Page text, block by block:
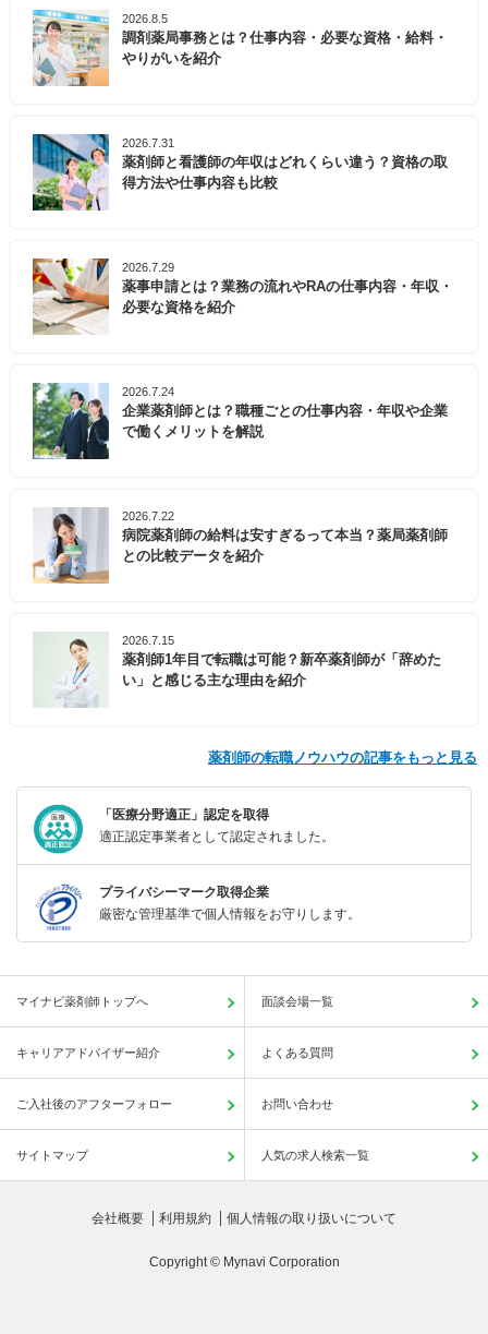
2026.8.5
調剤薬局事務とは？仕事内容・必要な資格・給料・
やりがいを紹介
2026.7.31
薬剤師と看護師の年収はどれくらい違う？資格の取
得方法や仕事内容も比較
2026.7.29
薬事申請とは？業務の流れやRAの仕事内容・年収・
必要な資格を紹介
2026.7.24
企業薬剤師とは？職種ごとの仕事内容・年収や企業
で働くメリットを解説
2026.7.22
病院薬剤師の給料は安すぎるって本当？薬局薬剤師
との比較データを紹介
2026.7.15
薬剤師1年目で転職は可能？新卒薬剤師が「辞めた
い」と感じる主な理由を紹介
薬剤師の転職ノウハウの記事をもっと見る
「医療分野適正」認定を取得
適正認定事業者として認定されました。
プライバシーマーク取得企業
厳密な管理基準で個人情報をお守りします。
マイナビ薬剤師トップへ 面談会場一覧
キャリアアドバイザー紹介 よくある質問
ご入社後のアフターフォロー お問い合わせ
サイトマップ 人気の求人検索一覧
会社概要 利用規約 個人情報の取り扱いについて
Copyright © Mynavi Corporation